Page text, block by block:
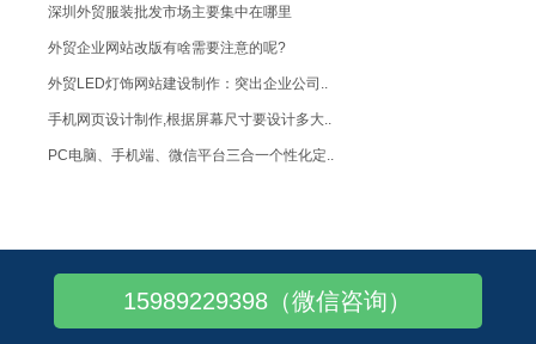
深圳外贸服装批发市场主要集中在哪里
外贸企业网站改版有啥需要注意的呢?
外贸LED灯饰网站建设制作：突出企业公司..
手机网页设计制作,根据屏幕尺寸要设计多大..
PC电脑、手机端、微信平台三合一个性化定..
企业微官网制作——微信官网
15989229398（微信咨询）